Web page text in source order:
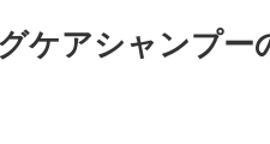
ケアシャンプー